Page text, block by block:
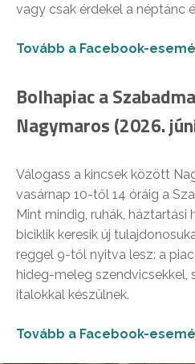
vagy csak érdekel a néptánc
Tovább a Facebook-
Bolhapiac a
Nagymaros (2026.
Válogass a kincsek között
vasárnap 10-től 14 óráig a
Mint mindig, ruhák, háztartási
biciklik keresik új
reggel 9-től nyitva lesz: a
hideg-meleg szendvicsekkel,
italokkal készülnek.
Tovább a Facebook-